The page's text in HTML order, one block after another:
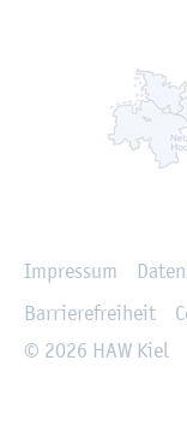
Im­pres­sum
Bar­rie­re­frei­heit
© 2026 HAW Kiel